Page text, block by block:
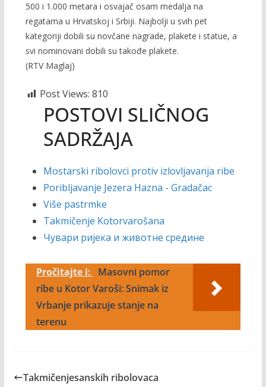
500 i 1.000 metara i osvajač osam medalja na
regatama u Hrvatskoj i Srbiji. Najbolji u svih pet
kategoriji dobili su novčane nagrade, plakete i statue, a
svi nominovani dobili su takođe plakete.
(RTV Maglaj)
Post Views: 810
POSTOVI SLIČNOG
SADRŽAJA
Mostarski ribolovci protiv izlovljavanja ribe
Poribljavanje Jezera Hazna - Gradačac
Više pastrmke
Takmičenje Kotorvarošana
Чувари ријека и животне средине
Pročitajte i:
Masovni pomor
ribe u Kotor Varoši: Snimak iz
Vrbanje prikazuje stanje na
terenu
Takmičenjesanskih ribolovaca